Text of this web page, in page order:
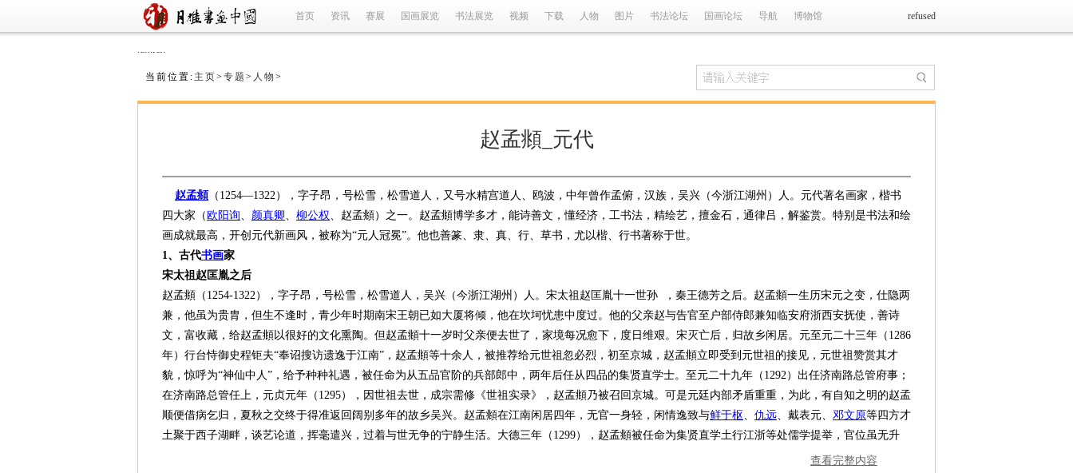
首页 资讯 赛展 国画展览 书法展览 视频 下载 人物 图片 书法论坛 国画论坛 导航 博物馆 refused
refused
当前位置: 主页> 专题 > 人物 >
赵孟頫_元代
赵孟頫 （1254—1322），字子昂，号松雪，松雪道人，又号水精宫道人、鸥波，中年曾作孟俯，汉族，吴兴（今浙江湖州）人。元代著名画家，楷书
四大家（ 欧阳询、 颜真卿、 柳公权、赵孟頫）之一。赵孟頫博学多才，能诗善文，懂经济，工书法，精绘艺，擅金石，通律吕，解鉴赏。特别是书法和绘
画成就最高，开创元代新画风，被称为“元人冠冕”。他也善篆、隶、真、行、草书，尤以楷、行书著称于世。
1、古代书画家
宋太祖赵匡胤之后
赵孟頫（1254-1322），字子昂，号松雪，松雪道人，吴兴（今浙江湖州）人。宋太祖赵匡胤十一世孙 ，秦王德芳之后。赵孟頫一生历宋元之变，仕隐两
兼，他虽为贵胄，但生不逢时，青少年时期南宋王朝已如大厦将倾，他在坎坷忧患中度过。他的父亲赵与告官至户部侍郎兼知临安府浙西安抚使，善诗
文，富收藏，给赵孟頫以很好的文化熏陶。但赵孟頫十一岁时父亲便去世了，家境每况愈下，度日维艰。宋灭亡后，归故乡闲居。元至元二十三年（1286
年）行台恃御史程钜夫“奉诏搜访遗逸于江南”，赵孟頫等十余人，被推荐给元世祖忽必烈，初至京城，赵孟頫立即受到元世祖的接见，元世祖赞赏其才
貌，惊呼为“神仙中人”，给予种种礼遇，被任命为从五品官阶的兵部郎中，两年后任从四品的集贤直学士。至元二十九年（1292）出任济南路总管府事；
在济南路总管任上，元贞元年（1295），因世祖去世，成宗需修《世祖实录》，赵孟頫乃被召回京城。可是元廷内部矛盾重重，为此，有自知之明的赵孟
顺便借病乞归，夏秋之交终于得准返回阔别多年的故乡吴兴。赵孟頫在江南闲居四年，无官一身轻，闲情逸致与鲜于枢、 仇远、戴表元、 邓文原等四方才
土聚于西子湖畔，谈艺论道，挥毫遣兴，过着与世无争的宁静生活。大德三年（1299），赵孟頫被任命为集贤直学土行江浙等处儒学提举，官位虽无升
迁，但此职不需离开江南，与文化界联系密切，相对儒雅而闲适，比较适合赵孟頫的旨趣，他一直干了十一年。至大三年（1310），赵孟頫的命运发生了
查看完整内容